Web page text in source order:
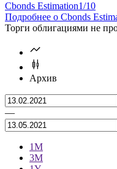
Cbonds Estimation1/10
Подробнее о Cbonds
Торги облигациями не
Архив
—
1М
3М